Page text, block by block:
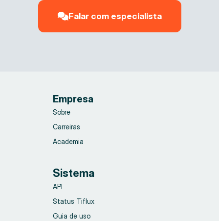
Falar com especialista
Empresa
Sobre
Carreiras
Academia
Sistema
API
Status Tiflux
Guia de uso